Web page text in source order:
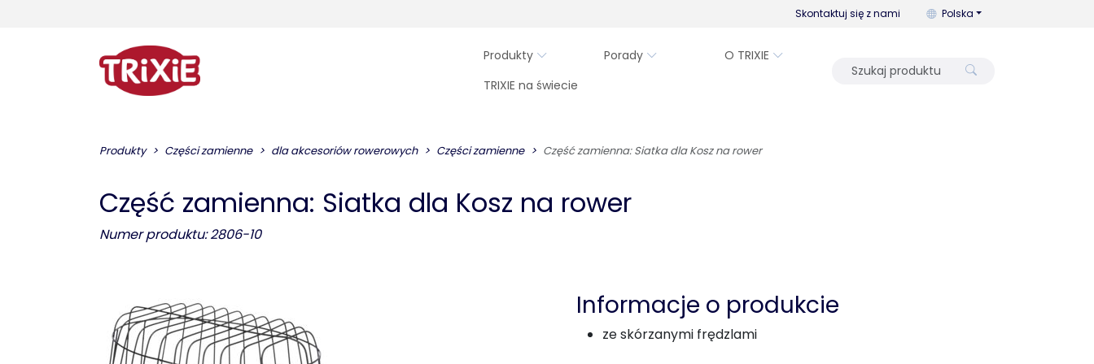
Skontaktuj się z nami Możesz zmienić język za
Polska
Produkty Porady
O TRIXIE
TRIXIE na świecie
Produkty Części zamienne dla akcesoriów rowerowych Części zamienne Część zamienna: Siatka dla Kosz na rower
Część zamienna: Siatka dla Kosz na rower
Numer produktu: 2806-10
Informacje o produkcie
ze skórzanymi frędzlami